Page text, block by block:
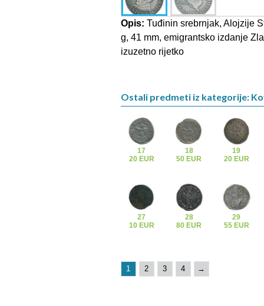
Opis: Tuđinin srebrnjak, Alojzije
g, 41 mm, emigrantsko izdanje
izuzetno rijetko
Ostali predmeti iz kategorije:
17
20 EUR
18
50 EUR
19
20 EUR
27
10 EUR
28
80 EUR
29
55 EUR
1 2 3 4 →